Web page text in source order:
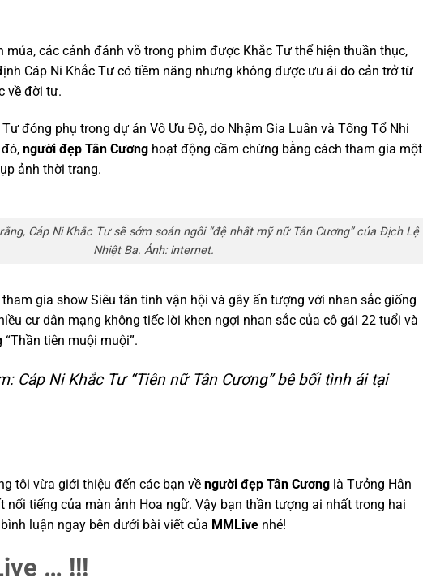
múa, các cảnh đánh võ trong phim được Khắc Tư thể hiện thuần thục,
Cáp Ni Khắc Tư có tiềm năng nhưng không được ưu ái do cản trở từ
về đời tư.
Tư đóng phụ trong dự án Vô Ưu Độ, do Nhậm Gia Luân và Tống Tổ Nhi
người đẹp Tân Cương hoạt động cầm chừng bằng cách tham gia một
ảnh thời trang.
Cáp Ni Khắc Tư sẽ sớm soán ngôi “đệ nhất mỹ nữ Tân Cương” của Địch Lệ
Nhiệt Ba. Ảnh: internet.
gia show Siêu tân tinh vận hội và gây ấn tượng với nhan sắc giống
cư dân mạng không tiếc lời khen ngợi nhan sắc của cô gái 22 tuổi và
tiên muội muội”.
Cáp Ni Khắc Tư “Tiên nữ Tân Cương” bê bối tình ái tại
tôi vừa giới thiệu đến các bạn về người đẹp Tân Cương là Tưởng Hân
nổi tiếng của màn ảnh Hoa ngữ. Vậy bạn thần tượng ai nhất trong hai
luận ngay bên dưới bài viết của MMLive nhé!
… !!!